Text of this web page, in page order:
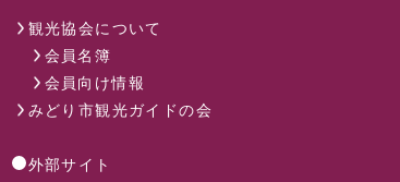
観光協会について
会員名簿
会員向け情報
みどり市観光ガイドの会
外部サイト